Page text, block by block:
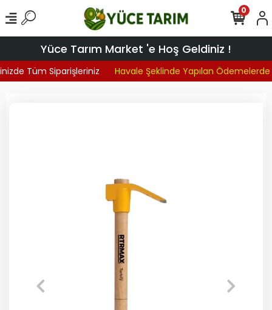
Yüce Tarım Market 'e Hoş Geldiniz !
Tüm Siparişleriniz Havale Şeklinde Yapılan Ödemelerde
0